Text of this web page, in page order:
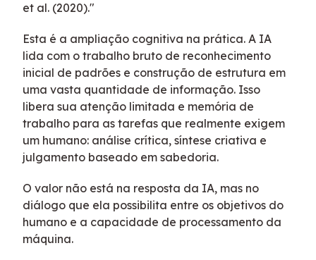
et al. (2020)."
Esta é a ampliação cognitiva na prática. A IA
lida com o trabalho bruto de reconhecimento
inicial de padrões e construção de estrutura em
uma vasta quantidade de informação. Isso
libera sua atenção limitada e memória de
trabalho para as tarefas que realmente exigem
um humano: análise crítica, síntese criativa e
julgamento baseado em sabedoria.
O valor não está na resposta da IA, mas no
diálogo que ela possibilita entre os objetivos do
humano e a capacidade de processamento da
máquina.